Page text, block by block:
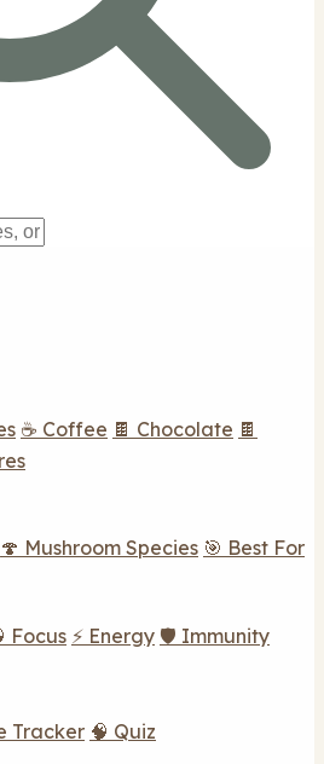
☕ Coffee 🍫 Chocolate 🍫
🍄 Mushroom Species 🎯 Best For
Focus ⚡ Energy 🛡️ Immunity
Tracker 🧠 Quiz